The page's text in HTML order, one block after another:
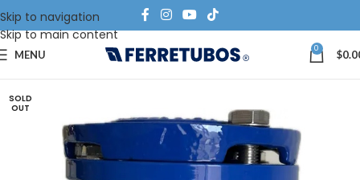
Skip to navigation
Skip to main content
MENU 0 $
SOLD
OUT